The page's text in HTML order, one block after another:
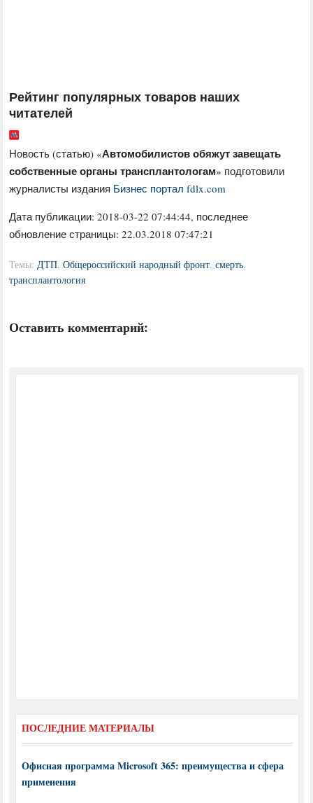
Рейтинг популярных товаров наших
читателей
Новость (статью) «Автомобилистов обяжут завещать
собственные органы трансплантологам» подготовили
журналисты издания Бизнес портал fdlx.com
Дата публикации:2018-03-22 07:44:44, последнее
обновление страницы: 22.03.2018 07:47:21
Темы:ДТП,Общероссийский народный фронт,смерть,
трансплантология
Оставить комментарий:
ПОСЛЕДНИЕ МАТЕРИАЛЫ
Офисная программа Microsoft 365: преимущества и сфера
применения